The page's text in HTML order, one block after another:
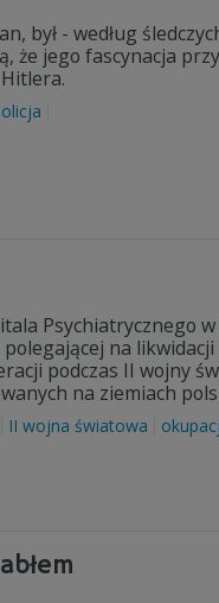
był - według
że jego fascynacja
Psychiatrycznego w
na
podczas II wojny
na ziemiach
II wojna światowa